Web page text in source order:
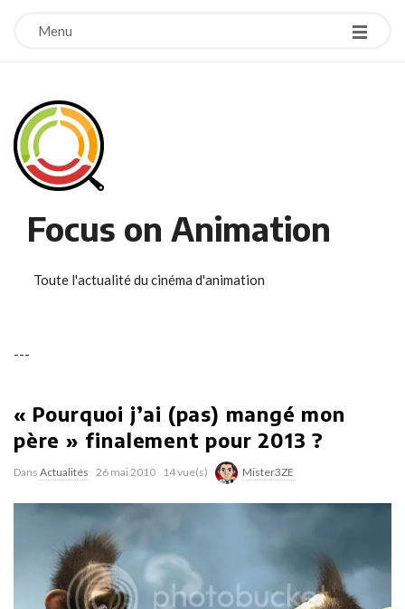
Menu
Focus on Animation
Toute l'actualité du cinéma d'animation
---
« Pourquoi j’ai (pas) mangé mon
père » finalement pour 2013 ?
Dans Actualités 26 mai 2010 14 vue(s) Mister3ZE